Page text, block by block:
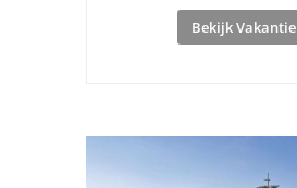
Bekijk Vakantie